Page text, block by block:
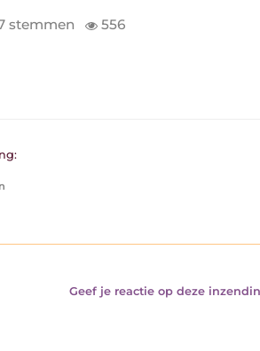
stemmen 556
Geef je reactie op deze